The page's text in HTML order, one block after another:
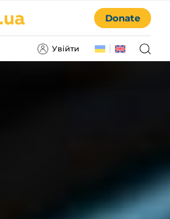
Увійти
Donate